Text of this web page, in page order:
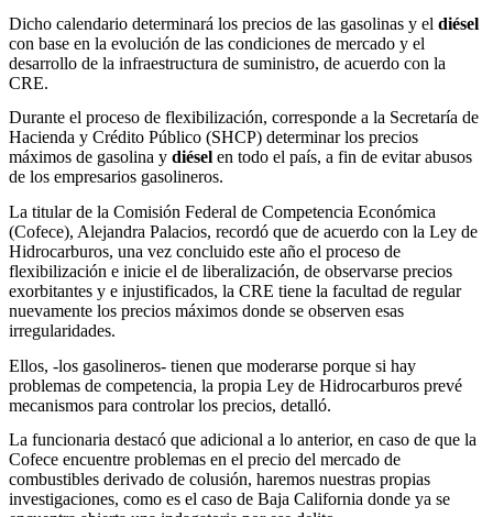
Dicho calendario determinará los precios de las gasolinas y el diésel
con base en la evolución de las condiciones de mercado y el
desarrollo de la infraestructura de suministro, de acuerdo con la
CRE.
Durante el proceso de flexibilización, corresponde a la Secretaría de
Hacienda y Crédito Público (SHCP) determinar los precios
máximos de gasolina y diésel en todo el país, a fin de evitar abusos
de los empresarios gasolineros.
La titular de la Comisión Federal de Competencia Económica
(Cofece), Alejandra Palacios, recordó que de acuerdo con la Ley de
Hidrocarburos, una vez concluido este año el proceso de
flexibilización e inicie el de liberalización, de observarse precios
exorbitantes y e injustificados, la CRE tiene la facultad de regular
nuevamente los precios máximos donde se observen esas
irregularidades.
Ellos, -los gasolineros- tienen que moderarse porque si hay
problemas de competencia, la propia Ley de Hidrocarburos prevé
mecanismos para controlar los precios, detalló.
La funcionaria destacó que adicional a lo anterior, en caso de que la
Cofece encuentre problemas en el precio del mercado de
combustibles derivado de colusión, haremos nuestras propias
investigaciones, como es el caso de Baja California donde ya se